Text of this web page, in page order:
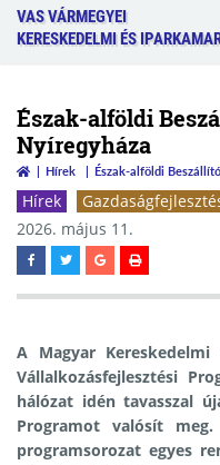
VAS VÁRMEGYEI
KERESKEDELMI ÉS
Észak-alföldi
Nyíregyháza
Hírek Észak-alföldi
Hírek
2026. május 11.
A Magyar
Vállalkozásfejlesztési
hálózat idén tavasszal
Programot valósít
programsorozat egyes